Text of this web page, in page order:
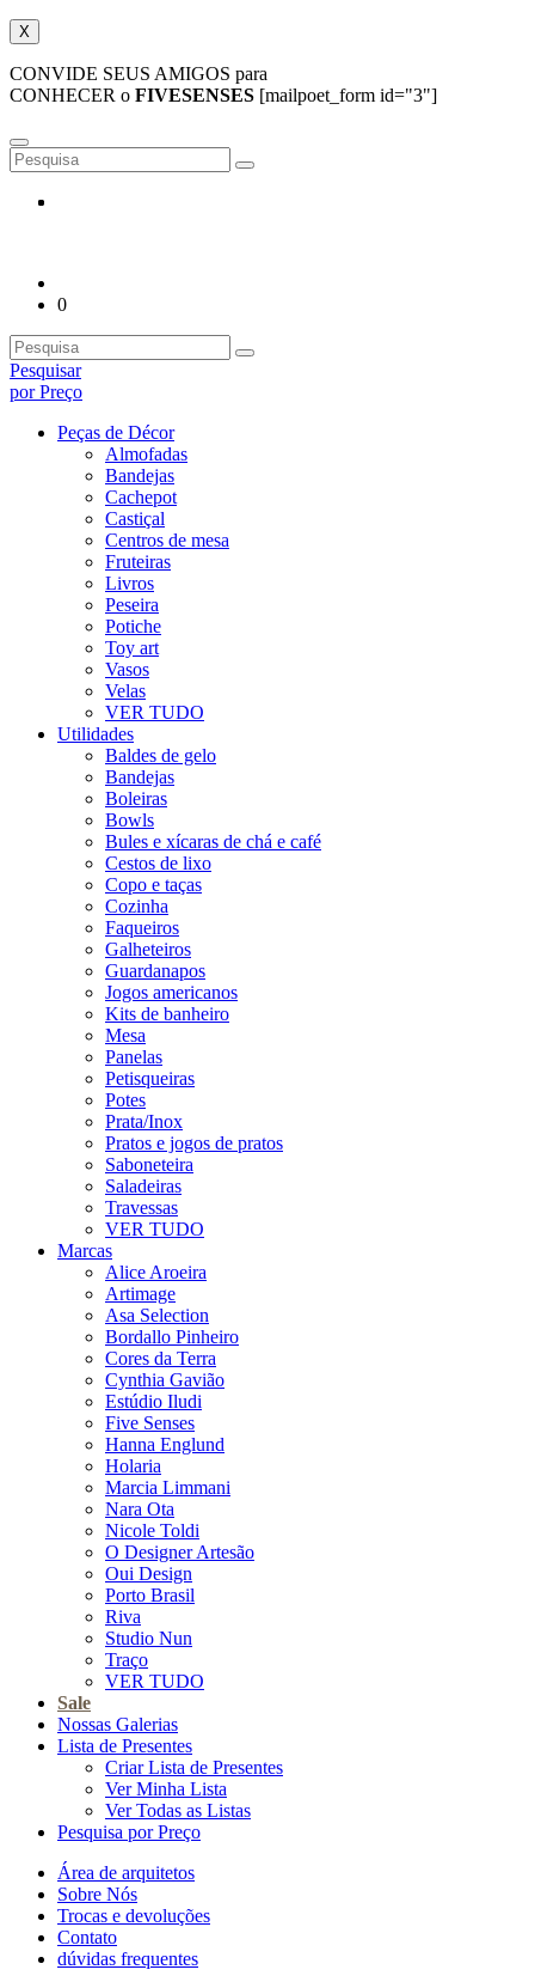
X
CONVIDE SEUS AMIGOS para
CONHECER o FIVESENSES [mailpoet_form id="3"]
0
Pesquisar
por Preço
Peças de Décor
Almofadas
Bandejas
Cachepot
Castiçal
Centros de mesa
Fruteiras
Livros
Peseira
Potiche
Toy art
Vasos
Velas
VER TUDO
Utilidades
Baldes de gelo
Bandejas
Boleiras
Bowls
Bules e xícaras de chá e café
Cestos de lixo
Copo e taças
Cozinha
Faqueiros
Galheteiros
Guardanapos
Jogos americanos
Kits de banheiro
Mesa
Panelas
Petisqueiras
Potes
Prata/Inox
Pratos e jogos de pratos
Saboneteira
Saladeiras
Travessas
VER TUDO
Marcas
Alice Aroeira
Artimage
Asa Selection
Bordallo Pinheiro
Cores da Terra
Cynthia Gavião
Estúdio Iludi
Five Senses
Hanna Englund
Holaria
Marcia Limmani
Nara Ota
Nicole Toldi
O Designer Artesão
Oui Design
Porto Brasil
Riva
Studio Nun
Traço
VER TUDO
Sale
Nossas Galerias
Lista de Presentes
Criar Lista de Presentes
Ver Minha Lista
Ver Todas as Listas
Pesquisa por Preço
Área de arquitetos
Sobre Nós
Trocas e devoluções
Contato
dúvidas frequentes